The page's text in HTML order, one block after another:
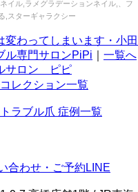
イル,ラメグラデーションネイル,、フ
,スターギャラクシー
わってしまいます・小田
ル専門サロンPiPi
一覧へ
サロン ピピ